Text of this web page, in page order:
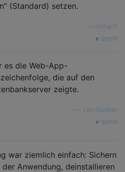
(Standard) setzen.
mihai71
quelle
es die Web-App-
die auf den
zeigte.
Leo Gurdian
quelle
war ziemlich einfach: Sichern
der Anwendung, deinstallieren